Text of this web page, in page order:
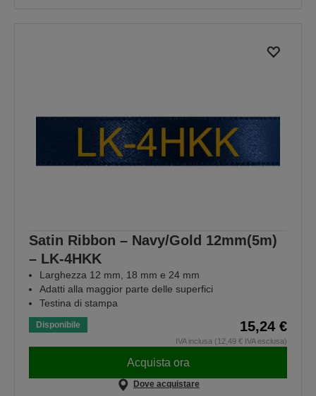
Satin Ribbon – Navy/Gold 12mm(5m)
– LK-4HKK
Larghezza 12 mm, 18 mm e 24 mm
Adatti alla maggior parte delle superfici
Testina di stampa
Disponibile 15,24 €
IVA inclusa (12,49 € IVA esclusa)
Acquista ora
Dove acquistare